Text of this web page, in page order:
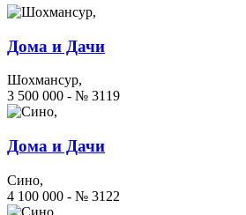
Дома и Дачи
Шохмансур,
3 500 000 - № 3119
Дома и Дачи
Сино,
4 100 000 - № 3122